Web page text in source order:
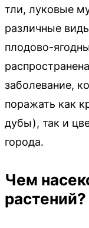
тли, луковые
различные
плодово-
заболевание,
поражать как
дубы), так и
города.
Чем
растений?